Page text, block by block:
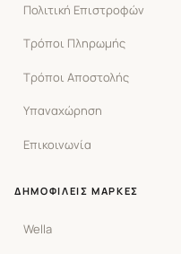
Πολιτική Επιστροφών
Τρόποι Πληρωμής
Τρόποι Αποστολής
Υπαναχώρηση
Επικοινωνία
ΔΗΜΟΦΙΛΕΊΣ ΜΆΡΚΕΣ
Wella